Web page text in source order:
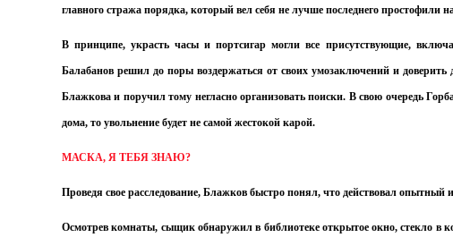
главного стража порядка, который вел себя не лучше последнего простофили
В принципе, украсть часы и портсигар могли все присутствующие,
Балабанов решил до поры воздержаться от своих умозаключений и
Блажкова и поручил тому негласно организовать поиски. В свою очередь
дома, то увольнение будет не самой жестокой карой.
МАСКА, Я ТЕБЯ ЗНАЮ?
Проведя свое расследование, Блажков быстро понял, что действовал
Осмотрев комнаты, сыщик обнаружил в библиотеке открытое окно, стекло в